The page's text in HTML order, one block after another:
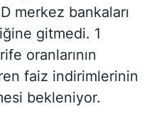
merkez bankaları
gitmedi. 1
oranlarının
faiz indirimlerinin
bekleniyor.